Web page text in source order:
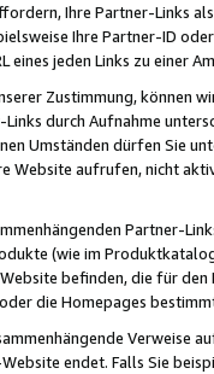
Ihre Partner-Links
Ihre Partner-ID
eines jeden Links zu einer
Zustimmung, können
durch Aufnahme
Umständen dürfen Sie
Website aufrufen, nicht
Partner-
(wie im
befinden, die für
die Homepages
endet. Falls Sie